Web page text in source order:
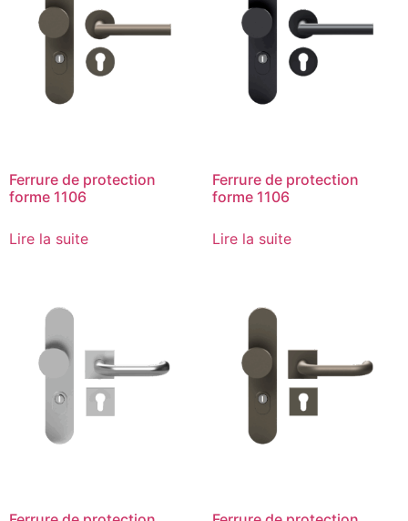
Ferrure de protection
forme 1106
Lire la suite
Ferrure de protection
forme 1106
Lire la suite